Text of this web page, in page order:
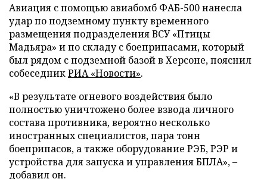
Авиация с помощью авиабомб ФАБ-500 нанесла
удар по подземному пункту временного
размещения подразделения ВСУ «Птицы
Мадьяра» и по складу с боеприпасами, который
был рядом с подземной базой в Херсоне, пояснил
собеседникРИА «Новости».
«В результате огневого воздействия было
полностью уничтожено более взвода личного
состава противника, вероятно несколько
иностранных специалистов, пара тонн
боеприпасов, а также оборудование РЭБ, РЭР и
устройства для запуска и управления БПЛА», –
добавил он.